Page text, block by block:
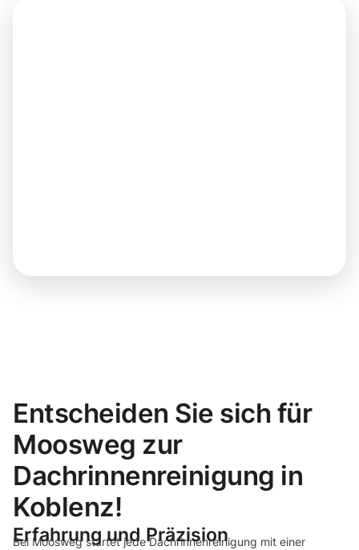
Entscheiden Sie sich für
Moosweg zur
Dachrinnenreinigung in
Koblenz!
Erfahrung und Präzision
Bei Moosweg startet jede Dachrinnenreinigung mit einer